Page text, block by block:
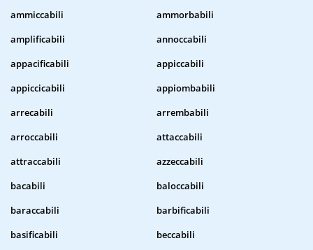
ammiccabili
ammorbabili
amplificabili
annoccabili
appacificabili
appiccabili
appiccicabili
appiombabili
arrecabili
arrembabili
arroccabili
attaccabili
attraccabili
azzeccabili
bacabili
baloccabili
baraccabili
barbificabili
basificabili
beccabili